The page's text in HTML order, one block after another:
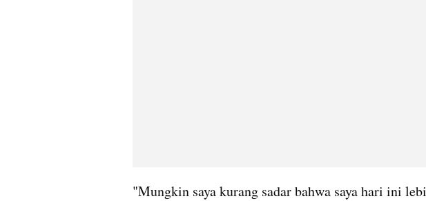
"Mungkin saya kurang sadar bahwa saya hari ini